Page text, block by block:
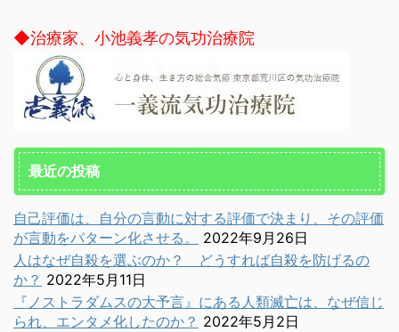
◆治療家、小池義孝の気功治療院
最近の投稿
自己評価は、自分の言動に対する評価で決まり、その評価
が言動をパターン化させる。
2022年9月26日
人はなぜ自殺を選ぶのか？ どうすれば自殺を防げるの
か？ 2022年5月11日
『ノストラダムスの大予言』にある人類滅亡は、なぜ信じ
られ、エンタメ化したのか？ 2022年5月2日